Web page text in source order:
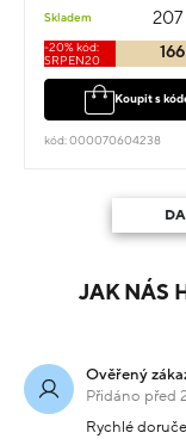
Skladem 207
-20% kód:
SRPEN20
Koupit s
kód: 000070604238
JAK NÁS
Ověřený
Přidáno před
Rychlé